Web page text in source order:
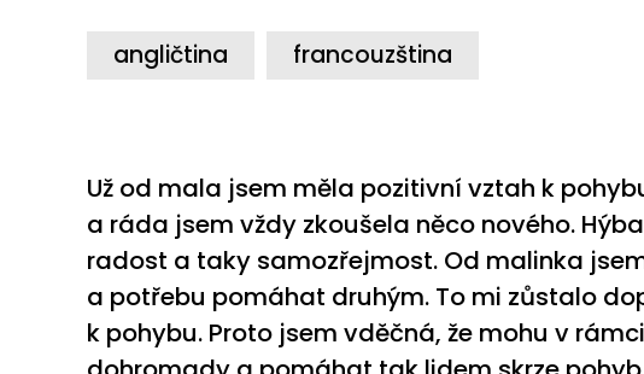
angličtina francouzština
Už od mala jsem měla pozitivní vztah k
a ráda jsem vždy zkoušela něco nového.
radost a taky samozřejmost. Od malinka
a potřebu pomáhat druhým. To mi zůstalo
k pohybu. Proto jsem vděčná, že mohu v